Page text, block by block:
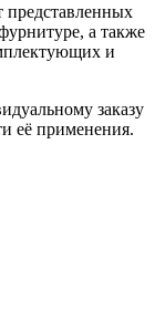
представленных
а также
и
заказу
её применения.